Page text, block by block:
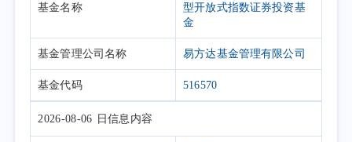
基金名称
型开放式指数证券投资基
金
基金管理公司名称 易方达基金管理有限公司
基金代码 516570
2026-08-06 日信息内容